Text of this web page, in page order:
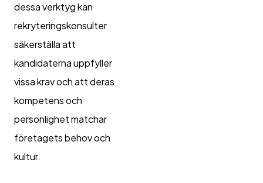
dessa verktyg kan
rekryteringskonsulter
säkerställa att
kandidaterna uppfyller
vissa krav och att deras
kompetens och
personlighet matchar
företagets behov och
kultur.